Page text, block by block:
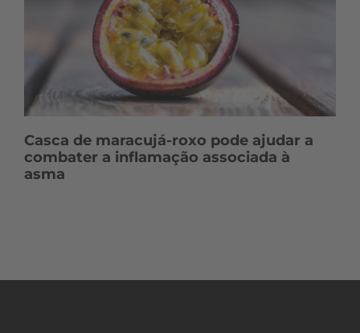
Casca de maracujá-roxo pode ajudar a
combater a inflamação associada à
asma